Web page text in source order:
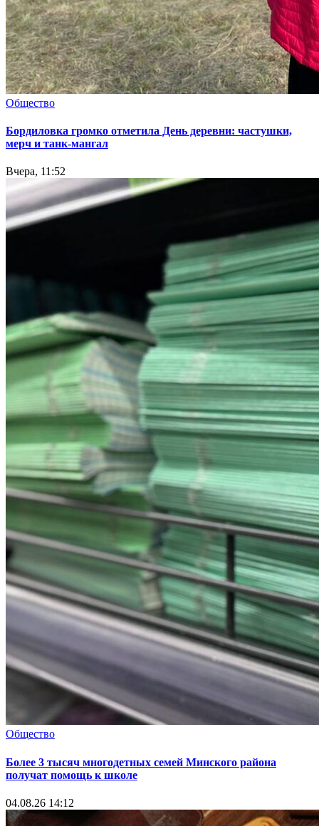
Общество
Бордиловка громко отметила День деревни: частушки,
мерч и танк-мангал
Вчера, 11:52
Общество
Более 3 тысяч многодетных семей Минского района
получат помощь к школе
04.08.26 14:12